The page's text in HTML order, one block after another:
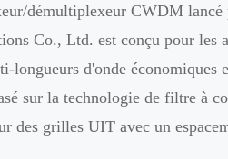
démultiplexeur CWDM lancé
Co., Ltd. est conçu pour les
longueurs d'onde économiques
sur la technologie de filtre à
des grilles UIT avec un